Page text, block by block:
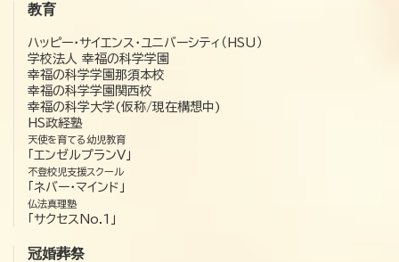
教育
ハッピー・サイエンス・ユニバーシティ（HSU）
学校法人 幸福の科学学園
幸福の科学学園那須本校
幸福の科学学園関西校
幸福の科学大学(仮称/現在構想中)
HS政経塾
天使を育てる幼児教育
「エンゼルプランV」
不登校児支援スクール
「ネバー・マインド」
仏法真理塾
「サクセスNo.1」
冠婚葬祭